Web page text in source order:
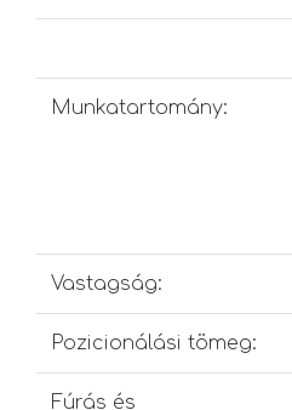
Munkatartomány:
Vastagság:
Pozicionálási tömeg:
Fúrás és